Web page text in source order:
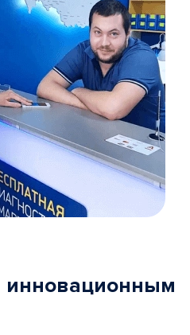
инновационным